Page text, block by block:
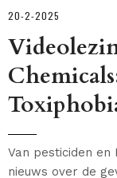
20-2-2025
Van pesticiden en
nieuws over de